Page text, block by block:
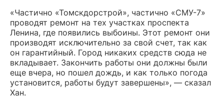
«Частично «Томскдорстрой», частично «СМУ-7»
проводят ремонт на тех участках проспекта
Ленина, где появились выбоины. Этот ремонт они
производят исключительно за свой счет, так как
он гарантийный. Город никаких средств сюда не
вкладывает. Закончить работы они должны были
еще вчера, но пошел дождь, и как только погода
установится, работы будут завершены», — сказал
Хан.